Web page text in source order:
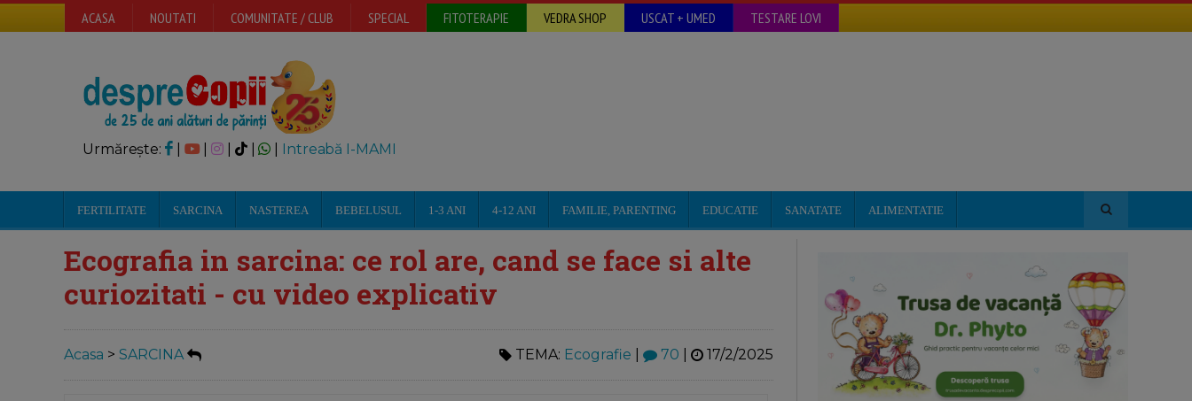
ACASA NOUTATI COMUNITATE / CLUB SPECIAL FITOTERAPIE VEDRA SHOP USCAT + UMED TESTARE LOVI
Urmărește: | | Intreabă I-MAMI
FERTILITATE SARCINA NASTEREA BEBELUSUL 1-3 ANI 4-12 ANI FAMILIE, PARENTING EDUCATIE SANATATE ALIMENTATIE
Ecografia in sarcina: ce rol are, cand se face si alte
curiozitati - cu video explicativ
Acasa > SARCINA TEMA: Ecografie 70 17/2/2025